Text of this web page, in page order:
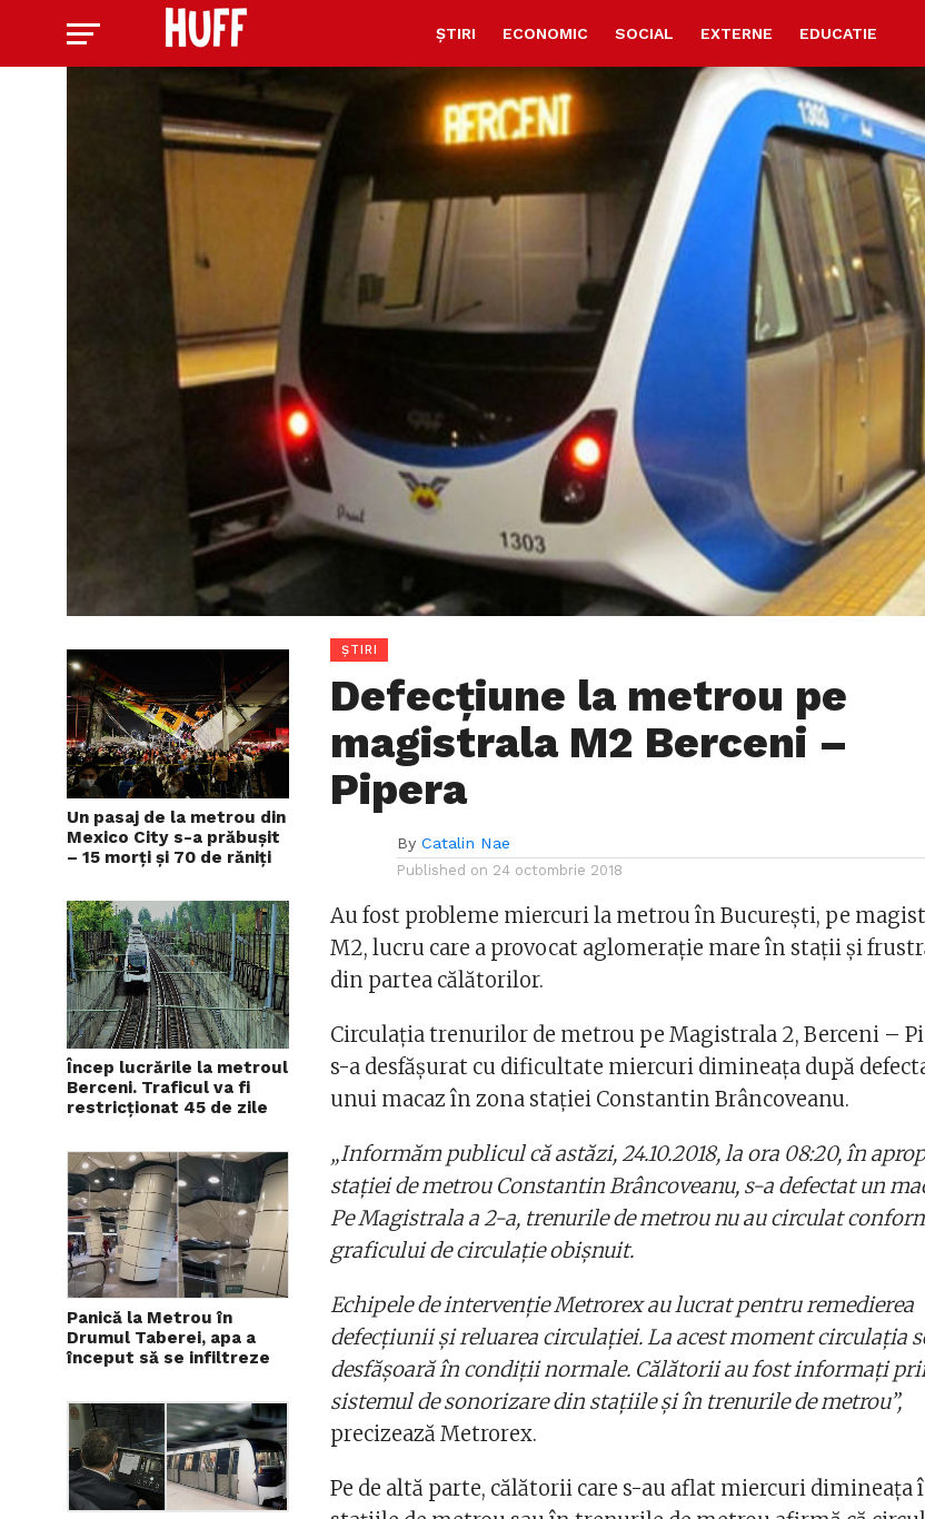
ȘTIRI ECONOMIC SOCIAL EXTERNE EDUCATIE
Un pasaj de la metrou din
Mexico City s-a prăbușit
– 15 morți și 70 de răniți
Încep lucrările la metroul
Berceni. Traficul va fi
restricționat 45 de zile
Panică la Metrou în
Drumul Taberei, apa a
început să se infiltreze
ȘTIRI
Defecțiune la metrou pe
magistrala M2 Berceni –
Pipera
By Catalin Nae
Published on 24 octombrie 2018
Au fost probleme miercuri la metrou în București, pe
M2, lucru care a provocat aglomerație mare în stații și
din partea călătorilor.
Circulaţia trenurilor de metrou pe Magistrala 2, Berceni –
s-a desfăşurat cu dificultate miercuri dimineaţa după
unui macaz în zona staţiei Constantin Brâncoveanu.
„Informăm publicul că astăzi, 24.10.2018, la ora 08:20, în
staţiei de metrou Constantin Brâncoveanu, s-a defectat un
Pe Magistrala a 2-a, trenurile de metrou nu au circulat
graficului de circulaţie obişnuit.
Echipele de intervenţie Metrorex au lucrat pentru remedierea
defecţiunii şi reluarea circulaţiei. La acest moment circulaţia
desfăşoară în condiţii normale. Călătorii au fost informaţi
sistemul de sonorizare din staţiile şi în trenurile de metrou”,
precizează Metrorex.
Pe de altă parte, călătorii care s-au aflat miercuri dimineaţa